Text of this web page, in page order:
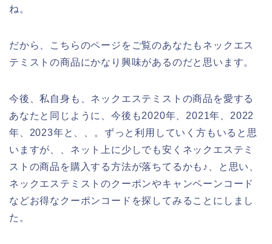
ね。
だから、こちらのページをご覧のあなたもネックエス
テミストの商品にかなり興味があるのだと思います。
今後、私自身も、ネックエステミストの商品を愛する
あなたと同じように、今後も2020年、2021年、2022
年、2023年と、、。ずっと利用していく方もいると思
いますが、、ネット上に少しでも安くネックエステミ
ストの商品を購入する方法が落ちてるかも♪、と思い、
ネックエステミストのクーポンやキャンペーンコード
などお得なクーポンコードを探してみることにしまし
た。